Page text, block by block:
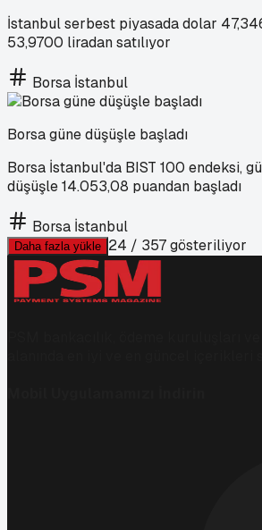
İstanbul serbest piyasada dolar
53,9700 liradan satılıyor
Borsa İstanbul
Borsa güne düşüşle başladı
Borsa İstanbul'da BIST 100 endeksi,
düşüşle 14.053,08 puandan başladı
Borsa İstanbul
Daha fazla yükle 24 / 357gösteriliyor